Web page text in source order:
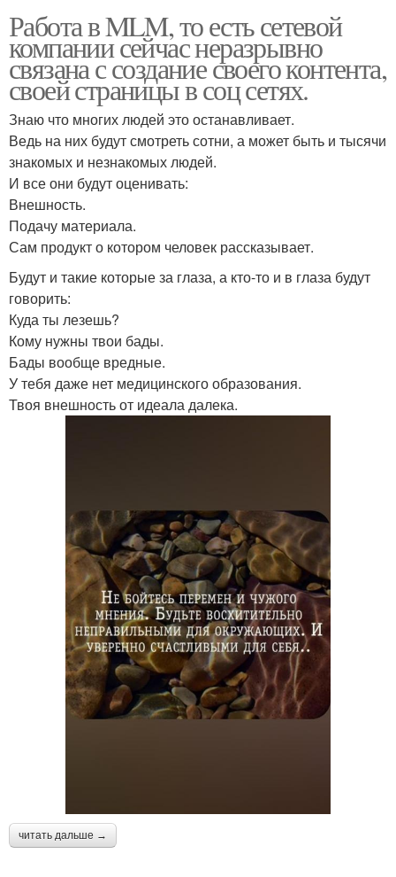
Работа в MLM, то есть сетевой
компании сейчас неразрывно
связана с создание своего контента,
своей страницы в соц сетях.
Знаю что многих людей это останавливает.
Ведь на них будут смотреть сотни, а может быть и тысячи
знакомых и незнакомых людей.
И все они будут оценивать:
Внешность.
Подачу материала.
Сам продукт о котором человек рассказывает.
Будут и такие которые за глаза, а кто-то и в глаза будут
говорить:
Куда ты лезешь?
Кому нужны твои бады.
Бады вообще вредные.
У тебя даже нет медицинского образования.
Твоя внешность от идеала далека.
читать дальше →